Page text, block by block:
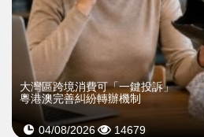
大灣區跨境消費可「一鍵投訴」
粵港澳完善糾紛轉辦機制
04/08/2026 14679